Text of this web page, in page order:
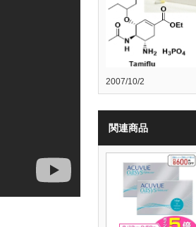
2007/10/2
関連商品